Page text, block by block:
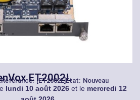
ET2002L
Référance: [ET2002L] État: Nouveau
lundi 10 août 2026et le mercredi 12